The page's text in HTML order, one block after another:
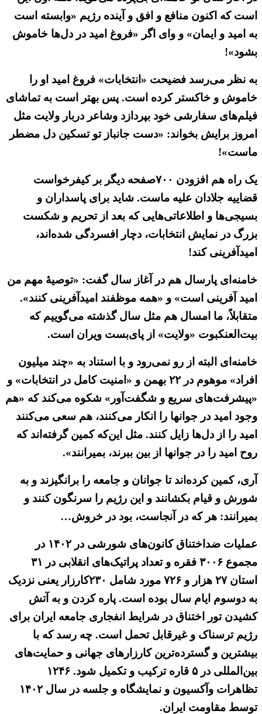
است که اکنون منافع و افق و آینده رژیم «وابسته است
به امید و ایمان» و وای اگر «فروغ امید در دل‌ها خاموش
بشود»!
به نظر می‌رسد فضیحت «انتخابات» فروغ امید او را
خاموش و خاکستر کرده است. پس بهتر است به تماشای
فیلم‌های سفارشی خود بپردازد وشاعر دربار ولایت مثل
امروز برایش بخواند: «دست جانباز تو تسکین دل مضطر
ماست»!
یک راه هم افزودن ۷۰۰صفحه دیگر بر کیفرخواست
قضاییه جلادان علیه ماست. شاید برای پاسداران و
بسیجی‌ها و اطلاعاتی‌هایی که بعد از تحریم و شکست
بزرگ در نمایش انتخابات، دچار افسردگی شده‌اند،
امیدآفرینی کند!
خامنه‌ای پارسال هم در آغاز سال گفت: «توصیهٔ مهم من
امید آفرینی است» و «همه موظفند امیدآفرینی کنند».
متقابلاً، ما امسال هم مثل سال گذشته می‌گوییم که
بیت‌العنکبوت «ولایت» از پای‌بست ویران است.
خامنه‌ای البته از رو نمی‌رود و با استناد به «چند میلیون
افراد» موهوم در ۲۲ بهمن و «امنیت کامل در انتخابات» و
«پیشرفت‌های سریع و شگفت‌آور» شکوه می‌کند که «هم
وجود امید در جوانها را انکار می‌کنند، هم سعی می‌کنند
امید را از دل‌ها زایل کنند. مثل این‌که کمین گرفته‌اند که
روح امید را در جوانها از بین ببرند، بمیرانند».
آری، کمین کرده‌اند تا جوانان و جامعه را برانگیزند و به
شورش و قیام بکشانند و این رژیم را سرنگون کنند و
بمیرانند: هر که در آنجاست، بود در خروش…
عملیات ضداختناق کانون‌های شورشی در ۱۴۰۲ در
مجموع ۳۰۰۶ فقره و تعداد پراتیک‌های انقلابی در ۳۱
استان ۲۷ هزار و ۷۲۶ مورد شامل ۲۳۰کارزار یعنی نزدیک
به دوسوم ایام سال بوده است. پاره کردن و به آتش
کشیدن تور اختناق در شرایط انفجاری جامعه ایران برای
رژیم ترسناک و غیرقابل تحمل است. چه رسد که با
بیشترین و گسترده‌ترین کارزارهای جهانی و حمایت‌های
بین‌المللی در ۵ قاره ترکیب و تکمیل شود. ۱۲۴۶
تظاهرات وآکسیون
و نمایشگاه و جلسه در سال ۱۴۰۲
توسط مقاومت ایران.